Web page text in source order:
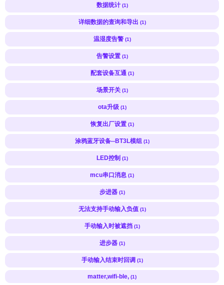
数据统计 (1)
详细数据的查询和导出 (1)
温湿度告警 (1)
告警设置 (1)
配套设备互通 (1)
场景开关 (1)
ota升级 (1)
恢复出厂设置 (1)
涂鸦蓝牙设备--BT3L模组 (1)
LED控制 (1)
mcu串口消息 (1)
步进器 (1)
无法支持手动输入负值 (1)
手动输入时被遮挡 (1)
进步器 (1)
手动输入结束时回调 (1)
matter,wifi-ble, (1)